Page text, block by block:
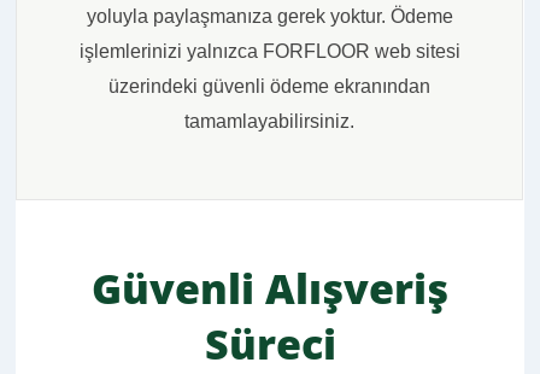
yoluyla paylaşmanıza gerek yoktur. Ödeme
işlemlerinizi yalnızca FORFLOOR web sitesi
üzerindeki güvenli ödeme ekranından
tamamlayabilirsiniz.
Güvenli Alışveriş
Süreci